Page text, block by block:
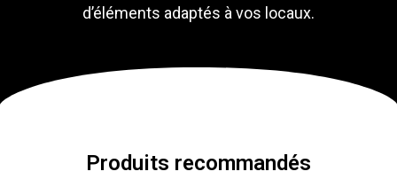
d’éléments adaptés à vos locaux.
Produits recommandés